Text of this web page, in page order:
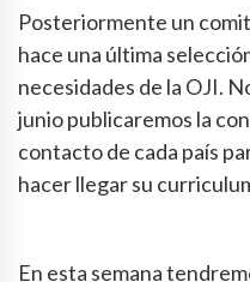
Posteriormente un
hace una última
necesidades de la OJI.
junio publicaremos la
contacto de cada país
hacer llegar su
En esta semana